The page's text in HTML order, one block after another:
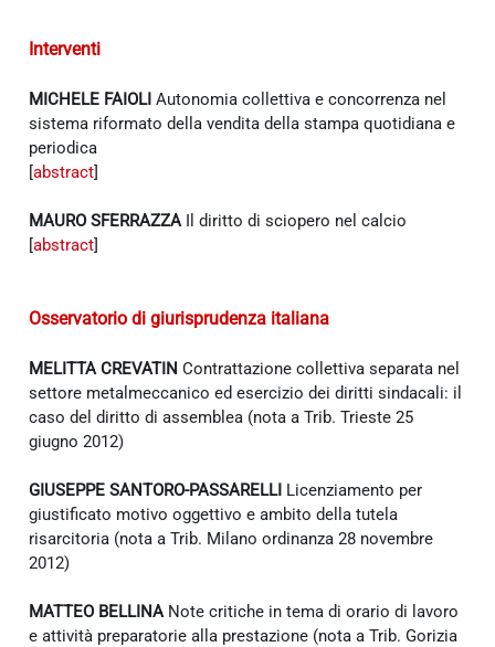
Interventi
MICHELE FAIOLI Autonomia collettiva e concorrenza nel
sistema riformato della vendita della stampa quotidiana e
periodica
[abstract]
MAURO SFERRAZZAIl diritto di sciopero nel calcio
[abstract]
Osservatorio di giurisprudenza italiana
MELITTA CREVATIN Contrattazione collettiva separata nel
settore metalmeccanico ed esercizio dei diritti sindacali: il
caso del diritto di assemblea (nota a Trib. Trieste 25
giugno 2012)
GIUSEPPE SANTORO-PASSARELLI Licenziamento per
giustificato motivo oggettivo e ambito della tutela
risarcitoria (nota a Trib. Milano ordinanza 28 novembre
2012)
MATTEO BELLINANote critiche in tema di orario di lavoro
e attività preparatorie alla prestazione (nota a Trib. Gorizia